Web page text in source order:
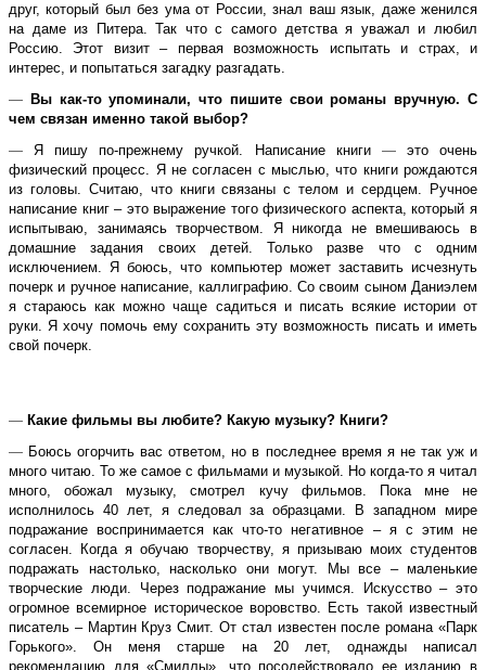
друг, который был без ума от России, знал ваш язык, даже женился
на даме из Питера. Так что с самого детства я уважал и любил
Россию. Этот визит – первая возможность испытать и страх, и
интерес, и попытаться загадку разгадать.
— Вы как-то упоминали, что пишите свои романы вручную. С
чем связан именно такой выбор?
—Я пишу по-прежнему ручкой. Написание книги — это очень
физический процесс. Я не согласен с мыслью, что книги рождаются
из головы. Считаю, что книги связаны с телом и сердцем. Ручное
написание книг – это выражение того физического аспекта, который я
испытываю, занимаясь творчеством. Я никогда не вмешиваюсь в
домашние задания своих детей. Только разве что с одним
исключением. Я боюсь, что компьютер может заставить исчезнуть
почерк и ручное написание, каллиграфию. Со своим сыном Даниэлем
я стараюсь как можно чаще садиться и писать всякие истории от
руки. Я хочу помочь ему сохранить эту возможность писать и иметь
свой почерк.
— Какие фильмы вы любите? Какую музыку? Книги?
— Боюсь огорчить вас ответом, но в последнее время я не так уж и
много читаю. То же самое с фильмами и музыкой. Но когда-то я читал
много, обожал музыку, смотрел кучу фильмов. Пока мне не
исполнилось 40 лет, я следовал за образцами. В западном мире
подражание воспринимается как что-то негативное – я с этим не
согласен. Когда я обучаю творчеству, я призываю моих студентов
подражать настолько, насколько они могут. Мы все – маленькие
творческие люди. Через подражание мы учимся. Искусство – это
огромное всемирное историческое воровство. Есть такой известный
писатель – Мартин Круз Смит. От стал известен после романа «Парк
Горького». Он меня старше на 20 лет, однажды написал
рекомендацию для «Смиллы», что посодействовало ее изданию в